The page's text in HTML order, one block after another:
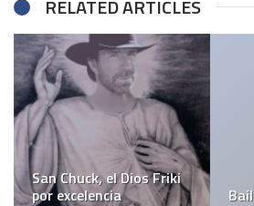
RELATED ARTICLES
San Chuck, el Dios Friki
por excelencia Baila-